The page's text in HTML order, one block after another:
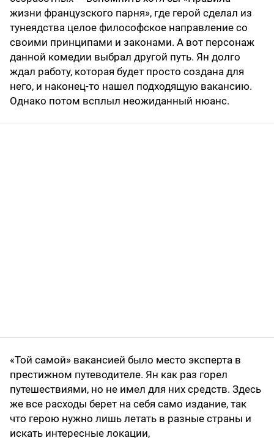
жизни французского парня», где герой сделал из
тунеядства целое философское направление со
своими принципами и законами. А вот персонаж
данной комедии выбрал другой путь. Ян долго
ждал работу, которая будет просто создана для
него, и наконец-то нашел подходящую вакансию.
Однако потом всплыл неожиданный нюанс.
«Той самой» вакансией было место эксперта в
престижном путеводителе. Ян как раз горел
путешествиями, но не имел для них средств. Здесь
же все расходы берет на себя само издание, так
что герою нужно лишь летать в разные страны и
искать интересные локации,